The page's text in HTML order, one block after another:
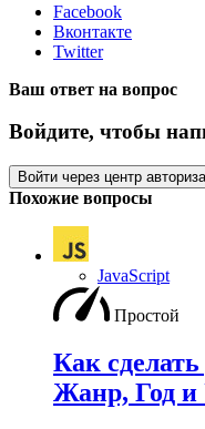
Facebook
Вконтакте
Twitter
Ваш ответ на вопрос
Войдите, чтобы
Войти через центр
Похожие вопросы
JavaScript
Простой
Как
Жанр, Год и